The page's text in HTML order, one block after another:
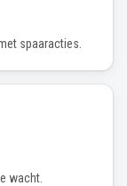
spaaracties.
wacht.